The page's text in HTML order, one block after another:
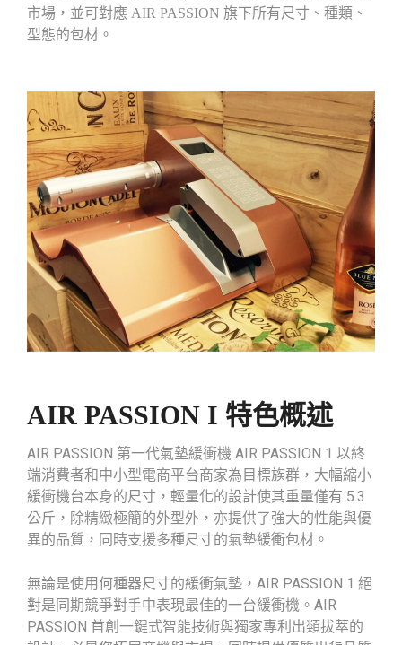
市場，並可對應 AIR PASSION 旗下所有尺寸、種類、
型態的包材。
AIR PASSION I 特色概述
AIR PASSION 第一代氣墊緩衝機 AIR PASSION 1 以終
端消費者和中小型電商平台商家為目標族群，大幅縮小
緩衝機台本身的尺寸，輕量化的設計使其重量僅有 5.3
公斤，除精緻極簡的外型外，亦提供了強大的性能與優
異的品質，同時支援多種尺寸的氣墊緩衝包材。
無論是使用何種器尺寸的緩衝氣墊，AIR PASSION 1 絕
對是同期競爭對手中表現最佳的一台緩衝機。AIR
PASSION 首創一鍵式智能技術與獨家專利出類拔萃的